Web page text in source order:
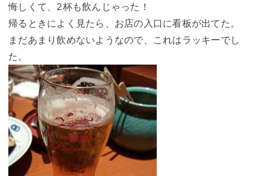
悔しくて、2杯も飲んじゃった！
帰るときによく見たら、お店の入口に看板が出てた。
まだあまり飲めないようなので、これはラッキーでし
た。